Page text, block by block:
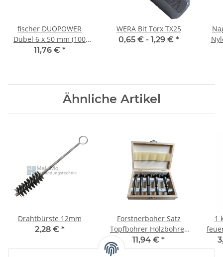
fischer DUOPOWER
Dübel 6 x 50 mm (100
Stück)
11,76 € *
WERA Bit Torx TX25
0,65 € - 1,29 € *
Ähnliche Artikel
Drahtbürste 12mm
2,28 € *
Forstnerboher Satz
Topfbohrer Holzbohrer
15-35 mm 5 tlg.
Holzkasette
11,94 € *
1